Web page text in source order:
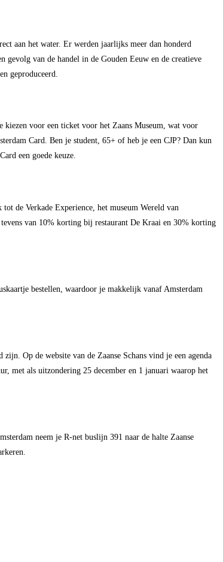
aan het water. Er werden jaarlijks meer dan honderd
gevolg van de handel in de Gouden Eeuw en de creatieve
geproduceerd.
kiezen voor een ticket voor het Zaans Museum, wat voor
Card. Ben je student, 65+ of heb je een CJP? Dan kun
een goede keuze.
de Verkade Experience, het museum Wereld van
van 10% korting bij restaurant De Kraai en 30% korting
bestellen, waardoor je makkelijk vanaf Amsterdam
Op de website van de Zaanse Schans vind je een agenda
met als uitzondering 25 december en 1 januari waarop het
neem je R-net buslijn 391 naar de halte Zaanse